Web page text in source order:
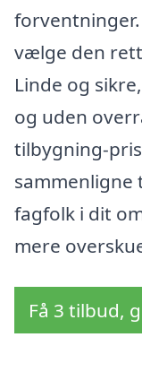
vælge den
Linde og
og uden
tilbygning-
sammenligne
fagfolk i dit
mere
Få 3 tilbud,